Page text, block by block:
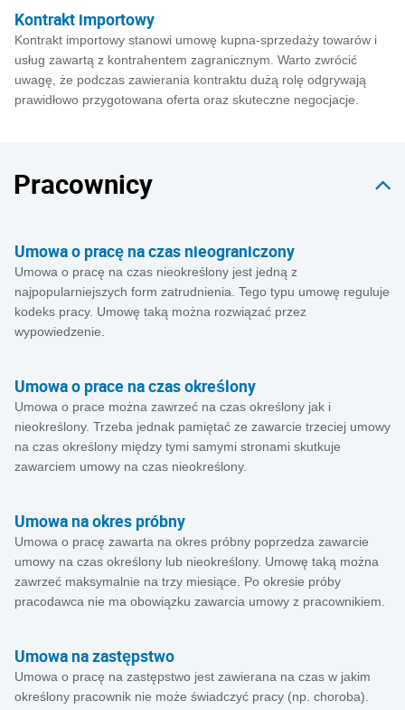
Kontrakt importowy
Kontrakt importowy stanowi umowę kupna-sprzedaży towarów i
usług zawartą z kontrahentem zagranicznym. Warto zwrócić
uwagę, że podczas zawierania kontraktu dużą rolę odgrywają
prawidłowo przygotowana oferta oraz skuteczne negocjacje.
Pracownicy
Umowa o pracę na czas nieograniczony
Umowa o pracę na czas nieokreślony jest jedną z
najpopularniejszych form zatrudnienia. Tego typu umowę reguluje
kodeks pracy. Umowę taką można rozwiązać przez
wypowiedzenie.
Umowa o prace na czas określony
Umowa o prace można zawrzeć na czas określony jak i
nieokreślony. Trzeba jednak pamiętać ze zawarcie trzeciej umowy
na czas określony między tymi samymi stronami skutkuje
zawarciem umowy na czas nieokreślony.
Umowa na okres próbny
Umowa o pracę zawarta na okres próbny poprzedza zawarcie
umowy na czas określony lub nieokreślony. Umowę taką można
zawrzeć maksymalnie na trzy miesiące. Po okresie próby
pracodawca nie ma obowiązku zawarcia umowy z pracownikiem.
Umowa na zastępstwo
Umowa o pracę na zastępstwo jest zawierana na czas w jakim
określony pracownik nie może świadczyć pracy (np. choroba).